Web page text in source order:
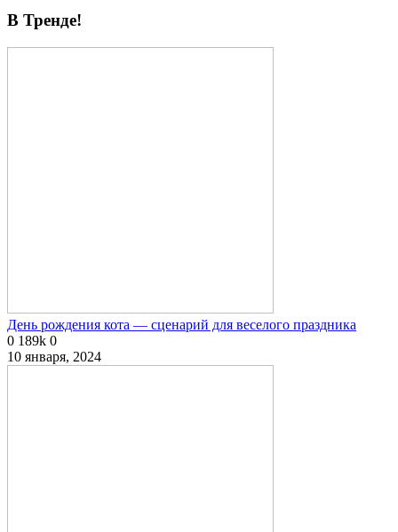
В Тренде!
День рождения кота — сценарий для веселого праздника
0 189k 0
10 января, 2024